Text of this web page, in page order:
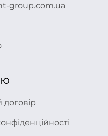
group.com.ua
договір